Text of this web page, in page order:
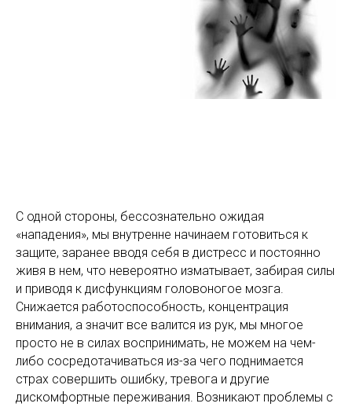
С одной стороны, бессознательно ожидая
«нападения», мы внутренне начинаем готовиться к
защите, заранее вводя себя в дистресс и постоянно
живя в нем, что невероятно изматывает, забирая силы
и приводя к дисфункциям головоногое мозга.
Снижается работоспособность, концентрация
внимания, а значит все валится из рук, мы многое
просто не в силах воспринимать, не можем на чем-
либо сосредотачиваться из-за чего поднимается
страх совершить ошибку, тревога и другие
дискомфортные переживания. Возникают проблемы с